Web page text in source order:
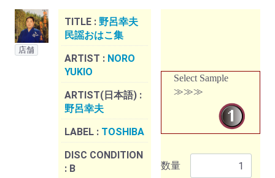
店舗
TITLE : 野呂幸夫
民謡おはこ集
ARTIST : NORO
YUKIO
ARTIST(日本語) :
野呂幸夫
LABEL : TOSHIBA
DISC CONDITION
: B
Select Sample
≫≫≫
数量